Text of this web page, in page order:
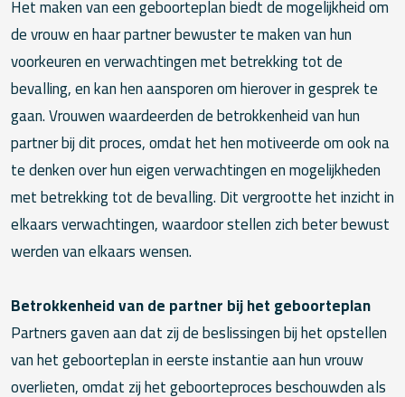
Het maken van een geboorteplan biedt de mogelijkheid om
de vrouw en haar partner bewuster te maken van hun
voorkeuren en verwachtingen met betrekking tot de
bevalling, en kan hen aansporen om hierover in gesprek te
gaan. Vrouwen waardeerden de betrokkenheid van hun
partner bij dit proces, omdat het hen motiveerde om ook na
te denken over hun eigen verwachtingen en mogelijkheden
met betrekking tot de bevalling. Dit vergrootte het inzicht in
elkaars verwachtingen, waardoor stellen zich beter bewust
werden van elkaars wensen.
Betrokkenheid van de partner bij het geboorteplan
Partners gaven aan dat zij de beslissingen bij het opstellen
van het geboorteplan in eerste instantie aan hun vrouw
overlieten, omdat zij het geboorteproces beschouwden als